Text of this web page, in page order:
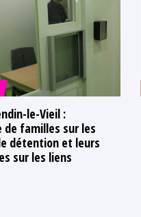
le-Vieil :
familles sur les
détention et leurs
sur les liens